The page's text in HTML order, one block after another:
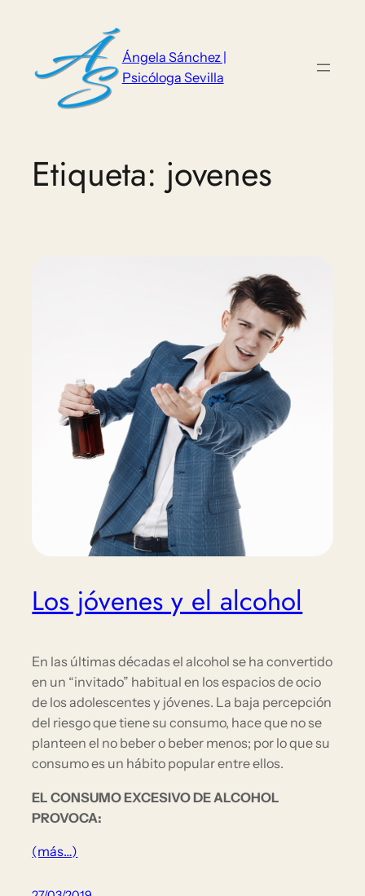
contenido
Ángela Sánchez |
Psicóloga Sevilla
Etiqueta: jovenes
Los jóvenes y el alcohol
En las últimas décadas el alcohol se ha convertido
en un “invitado” habitual en los espacios de ocio
de los adolescentes y jóvenes. La baja percepción
del riesgo que tiene su consumo, hace que no se
planteen el no beber o beber menos; por lo que su
consumo es un hábito popular entre ellos.
EL CONSUMO EXCESIVO DE ALCOHOL
PROVOCA:
(más…)